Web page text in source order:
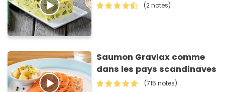
(2 notes)
Saumon Gravlax comme
dans les pays scandinaves
(715 notes)